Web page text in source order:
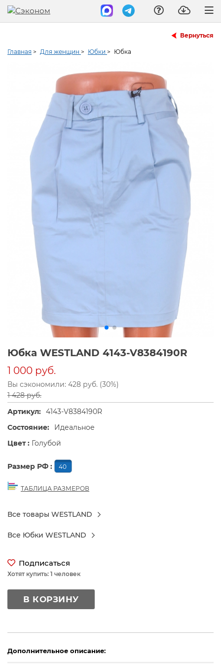
Вернуться
Главная > Для женщин > Юбки > Юбка
Юбка WESTLAND 4143-V8384190R
1 000 руб.
Вы сэкономили: 428 руб. (30%)
1 428 руб.
Артикул: 4143-V8384190R
Состояние:
Идеальное
Цвет : Голубой
Размер РФ : 40
ТАБЛИЦА РАЗМЕРОВ
Все товары WESTLAND
Все Юбки WESTLAND
Подписаться
Хотят купить: 1 человек
В КОРЗИНУ
Дополнительное описание: